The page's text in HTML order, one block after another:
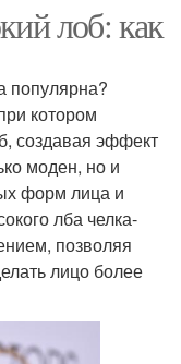
лоб: как
популярна?
котором
создавая эффект
моден, но и
форм лица и
лба челка-
позволяя
лицо более